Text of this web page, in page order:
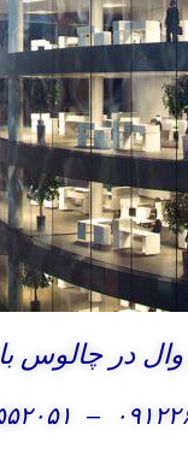
در چالوس
–